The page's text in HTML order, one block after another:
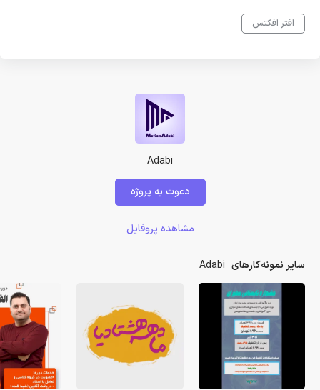
افتر افکتس
Adabi
دعوت به پروژه
مشاهده پروفایل
سایر نمونه‌کارهای Adabi